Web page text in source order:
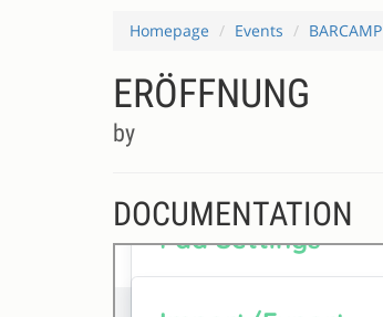
Homepage Events BARCAMP
ERÖFFNUNG
by
DOCUMENTATION